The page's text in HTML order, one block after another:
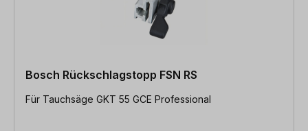
Bosch Rückschlagstopp FSN RS
Für Tauchsäge GKT 55 GCE Professional